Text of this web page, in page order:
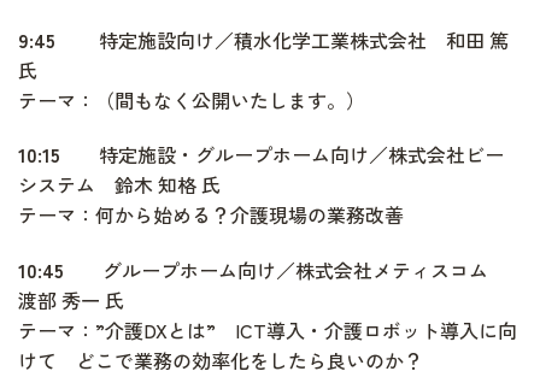
9:45 特定施設向け／積水化学工業株式会社 和田 篤
氏
テーマ：（間もなく公開いたします。）
10:15 特定施設・グループホーム向け／株式会社ビー
システム 鈴木 知格 氏
テーマ：何から始める？介護現場の業務改善
10:45 グループホーム向け／株式会社メティスコム
渡部 秀一 氏
テーマ：”介護DXとは” ICT導入・介護ロボット導入に向
けて どこで業務の効率化をしたら良いのか？